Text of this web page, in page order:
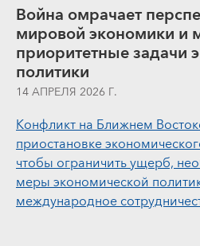
Война омрачает
мировой экономики и
приоритетные задачи
политики
14 АПРЕЛЯ 2026 Г.
Конфликт на Ближнем
приостановке
чтобы ограничить ущерб,
меры экономической
международное